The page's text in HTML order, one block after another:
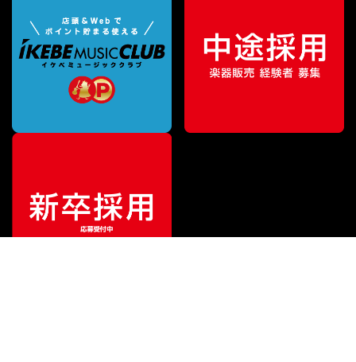
販売価格¥5,445（税込）